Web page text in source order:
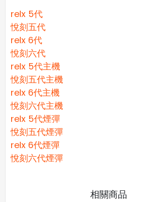
relx 5代
悅刻五代
relx 6代
悅刻六代
relx 5代主機
悅刻五代主機
relx 6代主機
悅刻六代主機
relx 5代煙彈
悅刻五代煙彈
relx 6代煙彈
悅刻六代煙彈
相關商品